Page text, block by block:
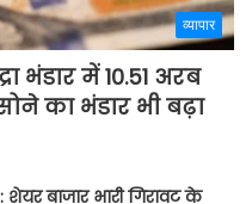
व्यापार
भंडार में 10.51 अरब
का भंडार भी बढ़ा
बाजार भारी गिरावट के